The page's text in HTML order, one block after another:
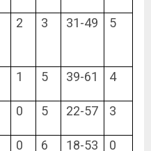
2 3 31-49 5
1 5 39-61 4
0 5 22-57 3
0 6 18-53 0